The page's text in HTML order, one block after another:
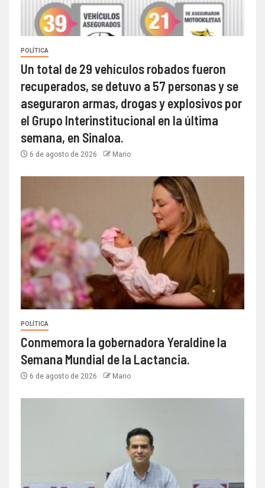
POLÍTICA
Un total de 29 vehículos robados fueron
recuperados, se detuvo a 57 personas y se
aseguraron armas, drogas y explosivos por
el Grupo Interinstitucional en la última
semana, en Sinaloa.
6 de agosto de 2026 Mario
POLÍTICA
Conmemora la gobernadora Yeraldine la
Semana Mundial de la Lactancia.
6 de agosto de 2026 Mario